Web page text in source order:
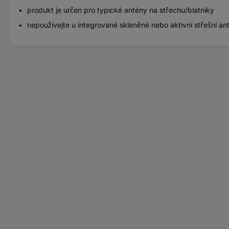
produkt je určen pro typické antény na střechu/blatníky
nepoužívejte u integrované skleněné nebo aktivní střešní